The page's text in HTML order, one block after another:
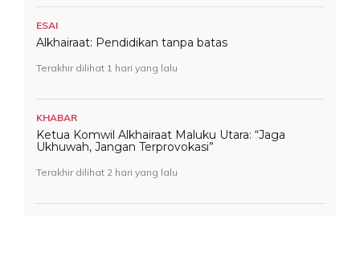
ESAI
Alkhairaat: Pendidikan tanpa batas
Terakhir dilihat 1 hari yang lalu
KHABAR
Ketua Komwil Alkhairaat Maluku Utara: “Jaga
Ukhuwah, Jangan Terprovokasi”
Terakhir dilihat 2 hari yang lalu